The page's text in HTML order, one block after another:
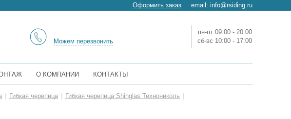
email: info@rsiding.ru
Оформить заказ
Можем перезвонить
пн-пт 09:00 - 20:00
сб-вс 10:00 - 17:00
О КОМПАНИИ КОНТАКТЫ
Гибкая черепица Гибкая черепица Shinglas Технониколь